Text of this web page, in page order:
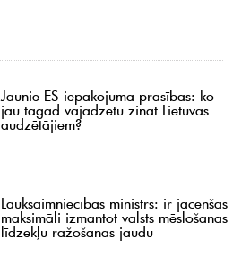
Jaunie ES iepakojuma prasības: ko
jau tagad vajadzētu zināt Lietuvas
audzētājiem?
Lauksaimniecības ministrs: ir jācenšas
maksimāli izmantot valsts mēslošanas
līdzekļu ražošanas jaudu